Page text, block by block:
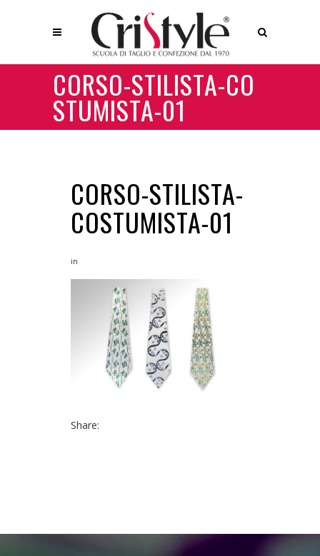
CORSO-STILISTA-CO
STUMISTA-01
CORSO-STILISTA-
COSTUMISTA-01
in
Share: